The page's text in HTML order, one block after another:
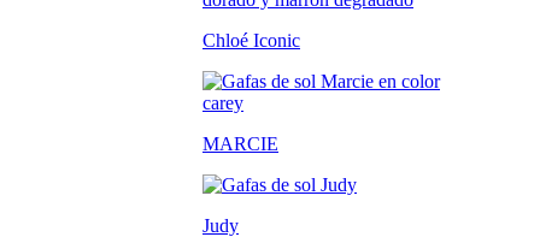
Chloé Iconic
MARCIE
Judy